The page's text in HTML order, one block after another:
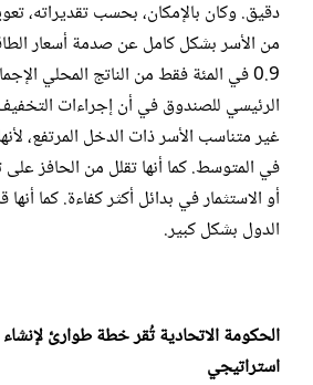
من الأسر بشكل كامل عن صدمة أسعار
0.9 في المئة فقط من الناتج المحلي
الرئيسي للصندوق في أن إجراءات
غير متناسب الأسر ذات الدخل المرتفع،
في المتوسط. كما أنها تقلل من الحافز على
أو الاستثمار في بدائل أكثر كفاءة. كما
الدول بشكل كبير.
الحكومة الاتحادية تُقر خطة طوارئ
استراتيجي